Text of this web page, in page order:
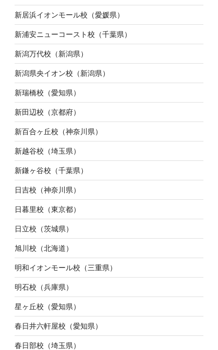
新居浜イオンモール校（愛媛県）
新浦安ニューコースト校（千葉県）
新潟万代校（新潟県）
新潟県央イオン校（新潟県）
新瑞橋校（愛知県）
新田辺校（京都府）
新百合ヶ丘校（神奈川県）
新越谷校（埼玉県）
新鎌ヶ谷校（千葉県）
日吉校（神奈川県）
日暮里校（東京都）
日立校（茨城県）
旭川校（北海道）
明和イオンモール校（三重県）
明石校（兵庫県）
星ヶ丘校（愛知県）
春日井六軒屋校（愛知県）
春日部校（埼玉県）